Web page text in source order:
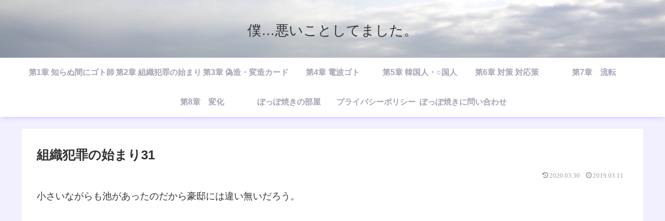
僕…悪いことしてました。
第1章 知らぬ間にゴト師 第2章 組織犯罪の始まり 第3章 偽造・変造カード 第4章 電波ゴト 第5章 韓国人・○国人 第6章 対策 対応策 第7章 流転
第8章 変化 ぽっぽ焼きの部屋 プライバシーポリシー ぽっぽ焼きに問い合わせ
組織犯罪の始まり31
2020.03.30 2019.03.11
小さいながらも池があったのだから豪邸には違い無いだろう。